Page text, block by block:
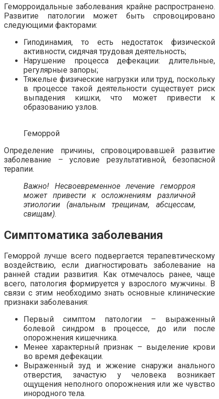
Геморроидальные заболевания крайне распространено.
Развитие патологии может быть спровоцировано
следующими факторами:
Гиподинамия, то есть недостаток физической
активности, сидячая трудовая деятельность;
Нарушение процесса дефекации: длительные,
регулярные запоры;
Тяжелые физические нагрузки или труд, поскольку
в процессе такой деятельности существует риск
выпадения кишки, что может привести к
образованию узлов.
Геморрой
Определение причины, спровоцировавшей развитие
заболевание – условие результативной, безопасной
терапии.
Важно! Несвоевременное лечение геморроя
может привести к осложнениям различной
этиологии (анальным трещинам, абсцессам,
свищам).
Симптоматика заболевания
Геморрой лучше всего подвергается терапевтическому
воздействию, если диагностировать заболевание на
ранней стадии развития. Как отмечалось ранее, чаще
всего, патология формируется у взрослого мужчины. В
связи с этим необходимо знать основные клинические
признаки заболевания:
Первый симптом патологии – выраженный
болевой синдром в процессе, до или после
опорожнения кишечника.
Менее характерный признак – выделение крови
во время дефекации.
Выраженный зуд и жжение снаружи анального
отверстия, зачастую у человека возникает
ощущения неполного опорожнения или же чувство
инородного тела.